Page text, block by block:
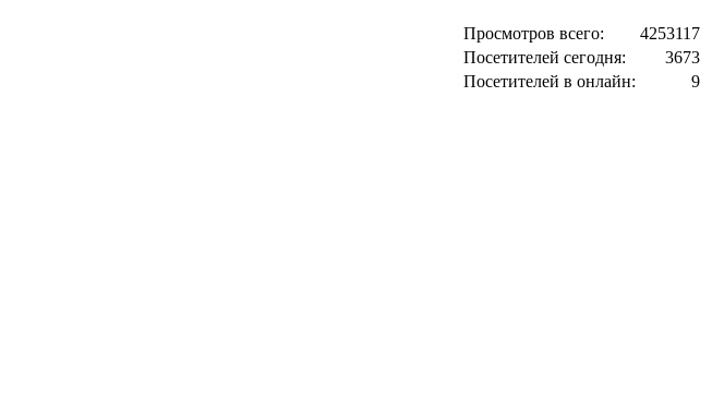
Просмотров всего:
4253117
Посетителей сегодня:
3673
Посетителей в онлайн:
9